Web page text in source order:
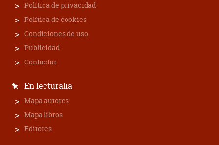
Política de privacidad
Política de cookies
Condiciones de uso
Publicidad
Contactar
En lecturalia
Mapa autores
Mapa libros
Editores